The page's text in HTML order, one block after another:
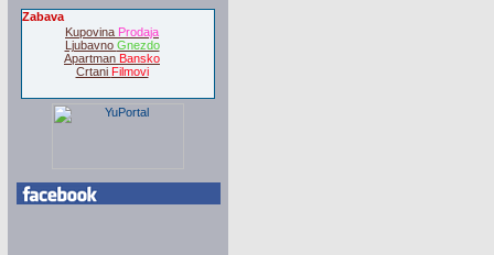
Zabava
Kupovina Prodaja
Ljubavno Gnezdo
Apartman Bansko
Crtani Filmovi